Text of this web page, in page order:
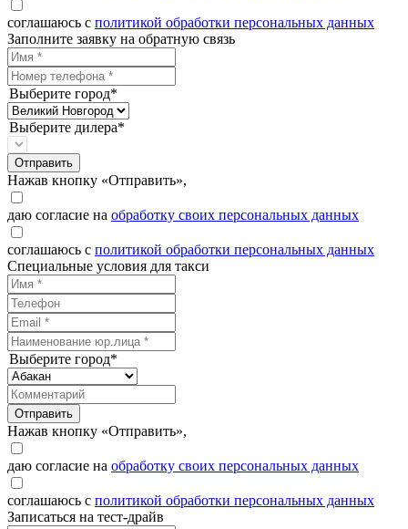
соглашаюсь с политикой обработки персональных данных
Заполните заявку на обратную связь
Выберите город*
Выберите дилера*
Отправить
Нажав кнопку «Отправить»,
даю согласие на обработку своих персональных данных
соглашаюсь с политикой обработки персональных данных
Специальные условия для такси
Выберите город*
Отправить
Нажав кнопку «Отправить»,
даю согласие на обработку своих персональных данных
соглашаюсь с политикой обработки персональных данных
Записаться на тест-драйв